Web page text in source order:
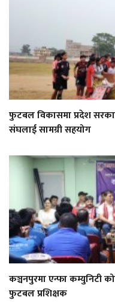
फुटबल विकासमा प्रदेश
संघलाई सामग्री सहयोग
कञ्चनपुरमा एन्फा कम्युनिटी
फुटबल प्रशिक्षक